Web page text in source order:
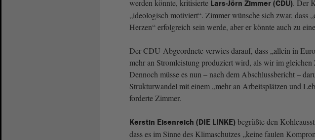
werden könnte, kritisierte Lars-Jörn Zimmer (CDU). Der
„ideologisch motiviert“. Zimmer wünsche sich zwar, dass
Herzen“ erfolgreich sein werde, aber er könnte auch zu
Der CDU-Abgeordnete verwies darauf, dass „allein in
mehr an Stromleistung produziert wird, als wir im gleichen
Dennoch müsse es nun – nach dem Abschlussbericht –
Strukturwandel mit einem „mehr an Arbeitsplätzen und
forderte Zimmer.
Kerstin Eisenreich (DIE LINKE) begrüßte den
dass es im Sinne des Klimaschutzes „keine faulen